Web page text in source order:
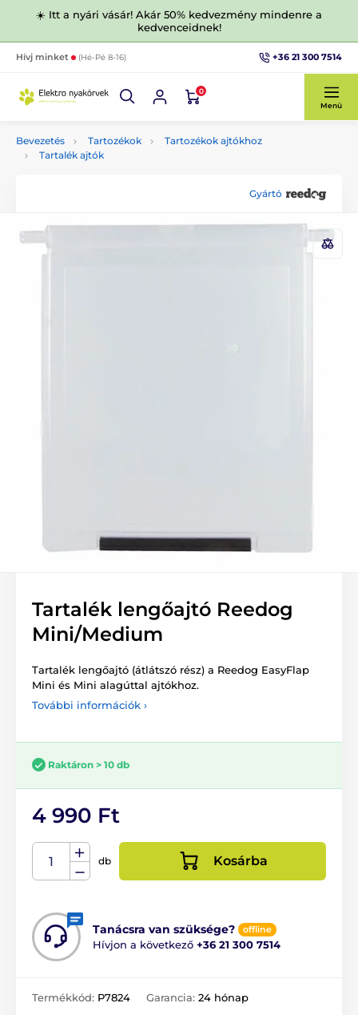
☀️ Itt a nyári vásár! Akár 50% kedvezmény mindenre a
kedvenceidnek!
Hívj minket (Hé-Pé 8-16) +36 21 300 7514
0
Menü
Bevezetés Tartozékok
Tartozékok ajtókhoz
Tartalék ajtók
Gyártó
Tartalék lengőajtó Reedog
Mini/Medium
Tartalék lengőajtó (átlátszó rész) a Reedog EasyFlap
Mini és Mini alagúttal ajtókhoz.
További információk ›
Raktáron > 10 db
4 990 Ft
db Kosárba
Tanácsra van szüksége? offline
Hívjon a következő +36 21 300 7514
Termékkód: P7824 Garancia: 24 hónap